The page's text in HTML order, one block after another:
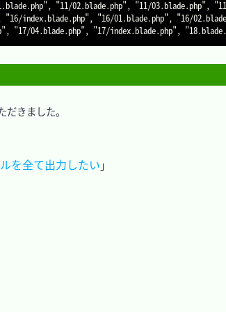
"11/02.blade.php", "11/03.blade.php",
index.blade.php", "16/01.blade.php", "16/
きました。
を全て出力したい